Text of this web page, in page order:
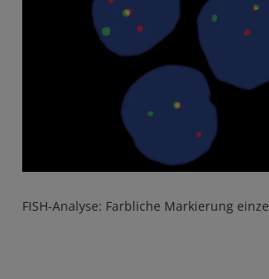
FISH-Analyse: Farbliche Markierung